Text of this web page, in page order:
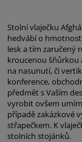
Stolní vlaječku
hedvábí o
lesk a tím zaručený
kroucenou
na nasunutí, či
konference,
předmět s Vaším
vyrobit ovšem
případě zakázkové
střapečkem. K
stolních stojánků.